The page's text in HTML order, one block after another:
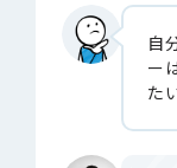
自
ー
た